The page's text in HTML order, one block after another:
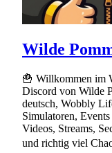
Wilde
🍟 Willkommen im
Discord von Wilde
deutsch, Wobbly
Simulatoren,
Videos, Streams,
und richtig viel